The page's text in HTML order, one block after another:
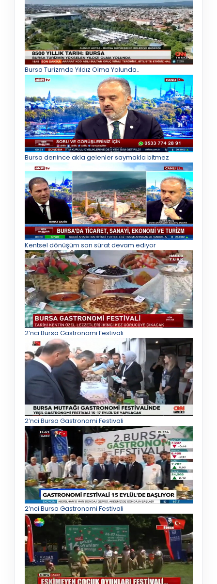
Bursa Turizmde Yıldız Olma Yolunda..
Bursa denince akla gelenler saymakla bitmez
Kentsel dönüşüm son sürat devam ediyor
2’nci Bursa Gastronomi Festivali
2’nci Bursa Gastronomi Festivali
2’nci Bursa Gastronomi Festivali